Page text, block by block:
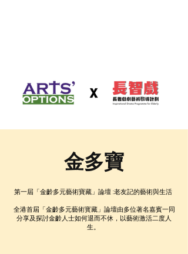
金多寶
第一屆「金齡多元藝術寶藏」論壇 :老友記的藝術與生活
全港首屆「金齡多元藝術寳藏」論壇由多位著名嘉賓一同
分享及探討金齡人士如何退而不休，以藝術激活二度人
生。